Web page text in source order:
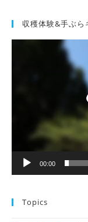
収穫体験&手ぶら
00:00
Topics